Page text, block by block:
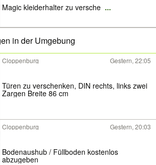
Magic kleiderhalter zu versche ...
in der Umgebung
Cloppenburg Gestern, 22:05
Türen zu verschenken, DIN rechts, links zwei
Zargen Breite 86 cm
Cloppenburg Gestern, 20:03
Bodenaushub / Füllboden kostenlos
abzugeben